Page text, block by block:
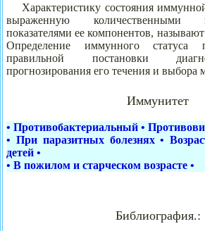
Характеристику состояния
выраженную количественными
показателями ее компонентов,
Определение иммунного
правильной постановки
прогнозирования его течения и выбора
Иммунитет
• Противобактериальный •
• При паразитных болезнях•
детей •
• В пожилом и старческом возрасте •
Библиография.: